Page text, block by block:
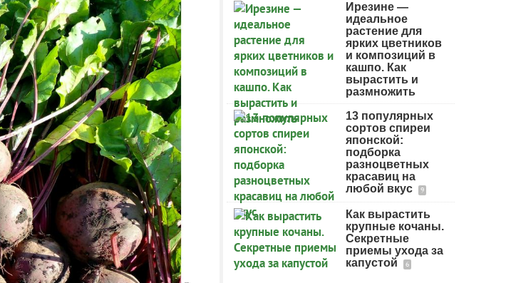
Ирезине —
идеальное
растение для
ярких цветников
и композиций в
кашпо. Как
вырастить и
размножить
13 популярных
сортов спиреи
японской:
подборка
разноцветных
красавиц на
любой вкус
9
Как вырастить
крупные кочаны.
Секретные
приемы ухода за
капустой
6